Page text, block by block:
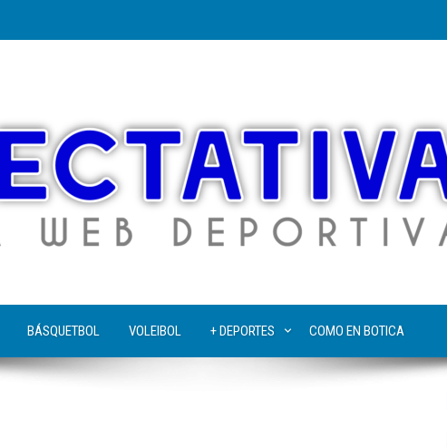
BÁSQUETBOL VOLEIBOL + DEPORTES COMO EN BOTICA